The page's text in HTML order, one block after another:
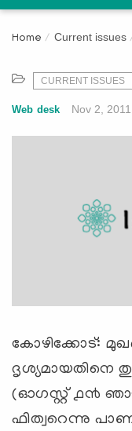
o
g
N
v
Home Current issues
CURRENT ISSUES
Web desk Nov 2,
കോഴിക്കോട്‌:
ദൃശ്യമായതിനെ
(ഓഗസ്റ്റ് ൧൯
ഫിത്വറെന്നു